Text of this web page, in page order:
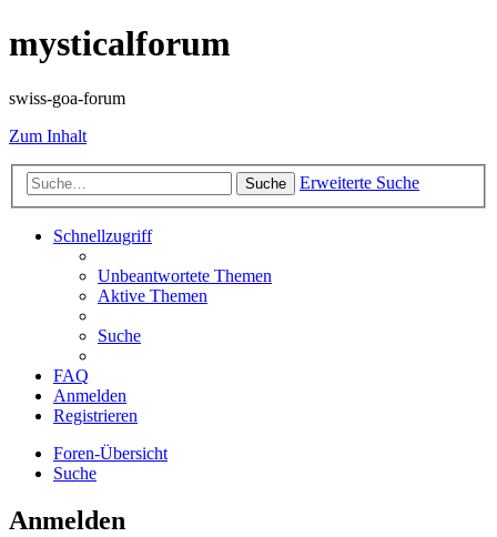
mysticalforum
swiss-goa-forum
Zum Inhalt
Suche Erweiterte Suche
Schnellzugriff
Unbeantwortete Themen
Aktive Themen
Suche
FAQ
Anmelden
Registrieren
Foren-Übersicht
Suche
Anmelden